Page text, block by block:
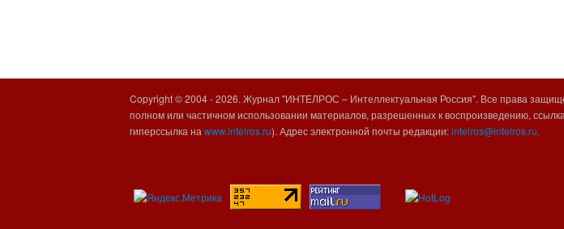
Copyright © 2004 -2026. Журнал "ИНТЕЛРОС – Интеллектуальная Россия". Все права
полном или частичном использовании материалов, разрешенных к воспроизведению,
гиперссылка на www.intelros.ru). Адрес электронной почты редакции:intelros@intelros.ru.